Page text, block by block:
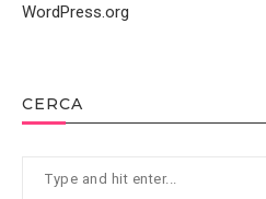
CERCA
WordPress.org